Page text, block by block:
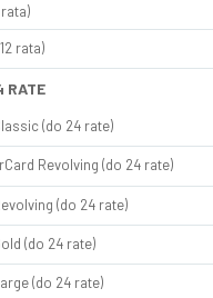
rata)
RATE
(do 24 rate)
Revolving (do 24 rate)
(do 24 rate)
(do 24 rate)
(do 24 rate)